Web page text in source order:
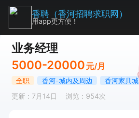
业务经理
5000-20000 元/月
全职 香河-城内及周边 香河家具城
更新：7月14日
浏览：954次
香聘（香河招聘求职网）
用app更方便！